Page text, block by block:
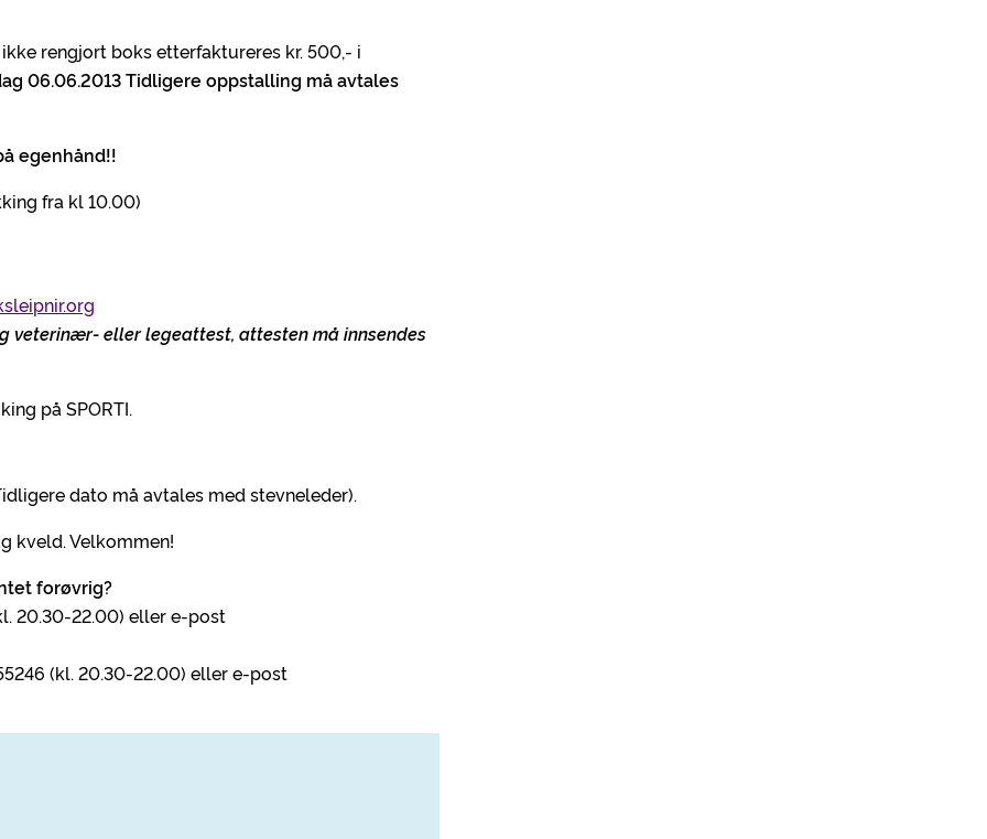
rengjort boks etterfaktureres kr. 500,- i
06.06.2013 Tidligere oppstalling må avtales
egenhånd!!
fra kl 10.00)
veterinær- eller legeattest, attesten må innsendes
på SPORTI.
dato må avtales med stevneleder).
kveld. Velkommen!
forøvrig?
20.30-22.00) eller e-post
(kl. 20.30-22.00) eller e-post